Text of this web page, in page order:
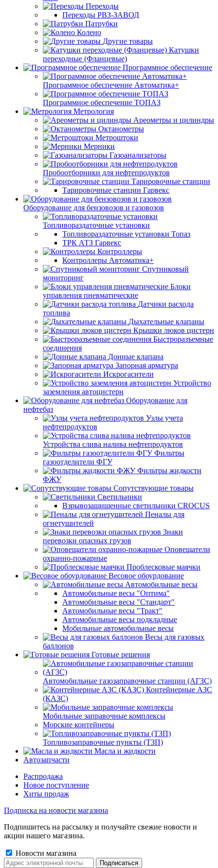
Переходы
Переходы РВЗ-ЗАВОД
Патрубки
Колено
Другие товары
Катушки
переходные (Фланцевые)
Программное обеспечение
Программное обеспечение Автоматика+
Программное обеспечение ТОПАЗ
Метрология
Ареометры и цилиндры
Октанометры
Метроштоки
Мерники
Газоанализаторы
Пробоотборники для нефтепродуктов
Тарировочные станции
Тарировочные станции Гарвекс
Оборудование для бензовозов и газовозов
Топливораздаточные установки
Топливораздаточные установки Топаз
ТРК АТЗ Гарвекс
Контроллеры
Контроллеры Автоматика+
Спутниковый
мониторинг
Блоки
управления пневматические
Датчики расхода
топлива
Дыхательные клапаны
Крышки люков цистерн
Быстроразъемные
соединения
Донные клапана
Запорная арматура
Искрогасители
Устройство
заземления автоцистерн
Оборудование для
нефтебаз
Узлы учета
нефтепродуктов
Устройства слива налива нефтепродуктов
Фильтры
газоотделители ФГУ
Фильтры жидкости
ФЖУ
Сопутствующие товары
Светильники
Взрывозащищенные светильники CROCUS
Пеналы для
огнетушителей
Знаки
перевозки опасных грузов
Оповещатели
охранно-пожарные
Проблесковые маячки
Весовое обоурдование
Автомобильные весы
Автомобильные весы "Оптима"
Автомобильные весы "Стандарт"
Автомобильные весы "Тракт"
Автомобильные весы подкладные
Мобильные автомобильные весы
Весы для газовых
баллонов
Готовые решения
Автомобильные газозаправочные станции (АГЗС)
Контейнерные АЗС
(КАЗС)
Мобильные заправочные комплексы
Морские контейнеры
Топливозаправочные пункты (ТЗП)
Масла и жидкости
Автозапчасти
Распродажа
Новое поступление
Хиты продаж
Подписка на новости магазина
Подпишитесь на рассылку и получайте свежие новости и
акции нашего магазина.
Новости магазина